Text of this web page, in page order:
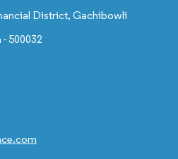
District, Gachibowli
500032